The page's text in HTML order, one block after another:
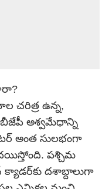
చరిత్ర ఉన్న,
బీజేపీ అశ్వమేధాన్ని
అంత సులభంగా
పశ్చిమ
క్యాడర్‌కు దశాబ్దాలుగా